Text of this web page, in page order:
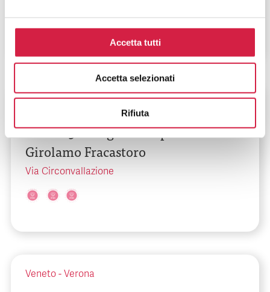
Accetta tutti
Accetta selezionati
Rifiuta
Veneto-Verona
AULSS 9 Scaligera – Ospedale
Girolamo Fracastoro
Via Circonvallazione
Veneto - Verona